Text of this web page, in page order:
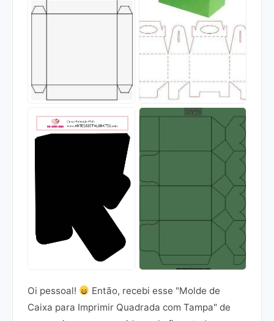
Oi pessoal!
Então, recebi esse "Molde de
Caixa para Imprimir Quadrada com Tampa" de